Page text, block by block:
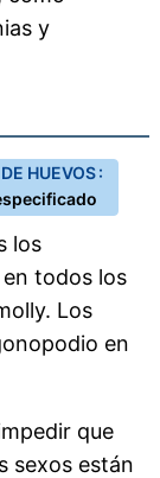
y
HUEVOS :
los
todos los
Los
en
que
sexos están